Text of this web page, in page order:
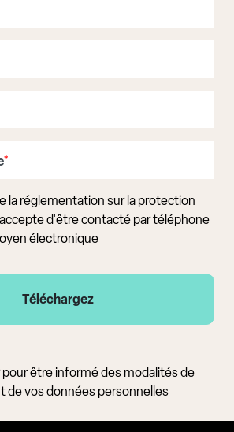
*
la réglementation sur la protection
d'être contacté par téléphone
électronique
pour être informé des modalités de
de vos données personnelles